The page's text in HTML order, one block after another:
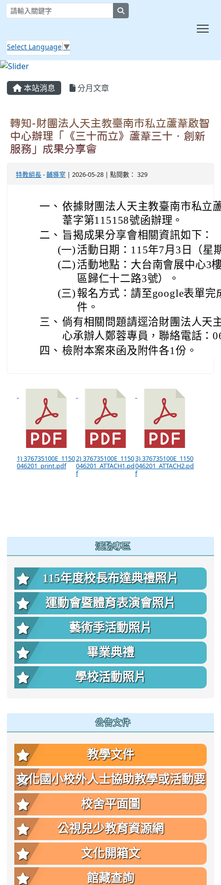
Select Language ▼
本站消息 分月文章
轉知-財團法人天主教臺南市私立蘆葦啟智
中心辦理「《三十而立》蘆葦三十．創新
服務」成果分享會
特教組長-輔導室 | 2026-05-28 | 點閱數： 329
一、 依據財團法人天主教臺南市私立
葦字第115158號函辦理。
二、 旨揭成果分享會相關資訊如下：
(一) 活動日期：115年7月3日（星
(二) 活動地點：大台南會展中心3
區歸仁十二路3號）。
(三) 報名方式：請至google表單
件。
三、 倘有相關問題請逕洽財團法人天
心承辦人鄭蓉專員，聯絡電話：
四、 檢附本案來函及附件各1份。
1) 376735100E_1150
046201_print.pdf
2) 376735100E_1150
046201_ATTACH1.pd
f
3) 376735100E_1150
046201_ATTACH2.pd
f
活動專區
115年度校長布達典禮照片
運動會暨體育表演會照片
藝術季活動照片
畢業典禮
學校活動照片
公告文件
教學文件
文化國小校外人士協助教學或活動要
點
校舍平面圖
公視兒少教育資源網
文化開箱文
館藏查詢